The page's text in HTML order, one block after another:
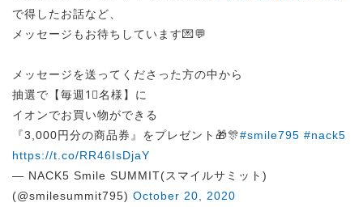
で得したお話など、
メッセージもお待ちしています💌💬
メッセージを送ってくださった方の中から
抽選で【毎週1⃣名様】に
イオンでお買い物ができる
『3,000円分の商品券』をプレゼント🎁🎊#smile795 #nack5
https://t.co/RR46IsDjaY
— NACK5 Smile SUMMIT(スマイルサミット)
(@smilesummit795) October 20, 2020